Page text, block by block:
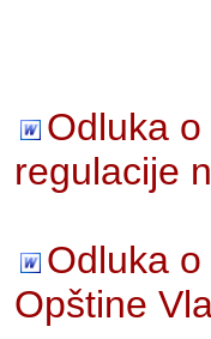
Odluka
regulacije
Odluka
Opštine